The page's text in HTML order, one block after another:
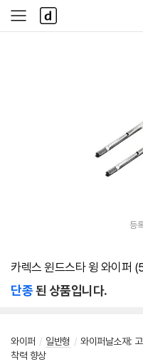
사
이
다
나
와
등
카렉스 윈드스타 윙 와이퍼
단종된 상품입니다.
와이퍼 / 일반형 / 와이퍼날소재:
착력 향상